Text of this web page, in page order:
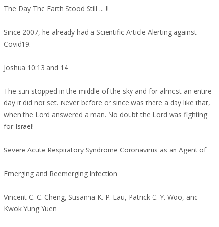
The Day The Earth Stood Still ... !!!
Since 2007, he already had a Scientific Article Alerting against
Covid19.
Joshua 10:13 and 14
The sun stopped in the middle of the sky and for almost an entire
day it did not set. Never before or since was there a day like that,
when the Lord answered a man. No doubt the Lord was fighting
for Israel!
Severe Acute Respiratory Syndrome Coronavirus as an Agent of
Emerging and Reemerging Infection
Vincent C. C. Cheng, Susanna K. P. Lau, Patrick C. Y. Woo, and
Kwok Yung Yuen